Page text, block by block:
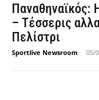
Παναθηναϊκός:
– Τέσσερις
Πελίστρι
Sportlive Newsroom - 05/